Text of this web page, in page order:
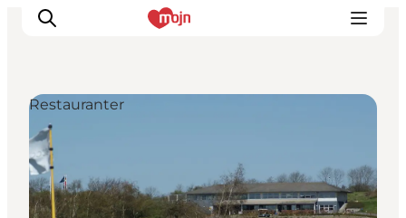
Oplevelser
Byer & Steder
Det sker
Restauranter